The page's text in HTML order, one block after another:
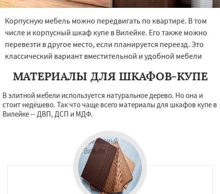
Корпусную мебель можно передвигать по квартире. В том
числе и корпусный шкаф купе в Вилейке. Его также можно
перевезти в другое место, если планируется переезд. Это
классический вариант вместительной и удобной мебели
МАТЕРИАЛЫ ДЛЯ ШКАФОВ-КУПЕ
В элитной мебели используется натуральное дерево. Но она и
стоит недёшево. Так что чаще всего материалы для шкафов купе в
Вилейке -- ДВП, ДСП и МДФ.